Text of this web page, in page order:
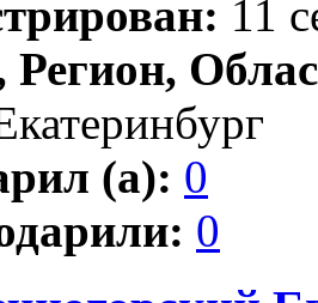
11
Регион,
(а): 0
0